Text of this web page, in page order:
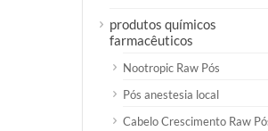
produtos químicos
farmacêuticos
Nootropic Raw Pós
Pós anestesia local
Cabelo Crescimento Raw